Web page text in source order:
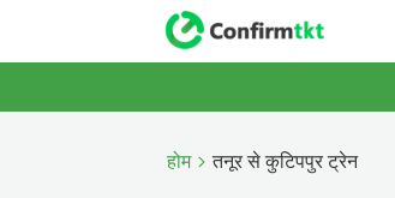
होम तनूर से कुटिपपुर ट्रेन